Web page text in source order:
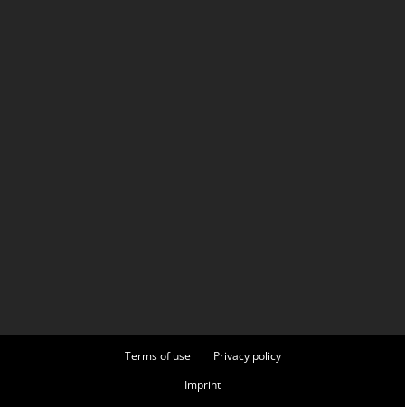
Terms of use
Privacy policy
Imprint